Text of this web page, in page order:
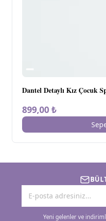
Dantel Detaylı Kız Çocuk
899,00 ₺
Yeni gelenler ve